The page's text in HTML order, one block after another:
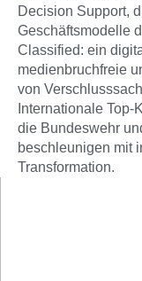
Decision Support,
Geschäftsmodelle
Classified: ein
medienbruchfreie
von
Internationale
die Bundeswehr
beschleunigen mit
Transformation.